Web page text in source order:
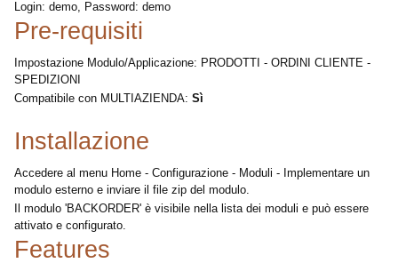
Login: demo, Password: demo
Pre-requisiti
Impostazione Modulo/Applicazione: PRODOTTI - ORDINI CLIENTE -
SPEDIZIONI
Compatibile con MULTIAZIENDA: Sì
Installazione
Accedere al menu Home - Configurazione - Moduli - Implementare un
modulo esterno e inviare il file zip del modulo.
Il modulo 'BACKORDER' è visibile nella lista dei moduli e può essere
attivato e configurato.
Features